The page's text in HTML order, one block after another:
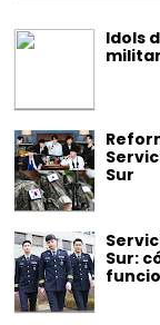
Idols
Sur
Sur: